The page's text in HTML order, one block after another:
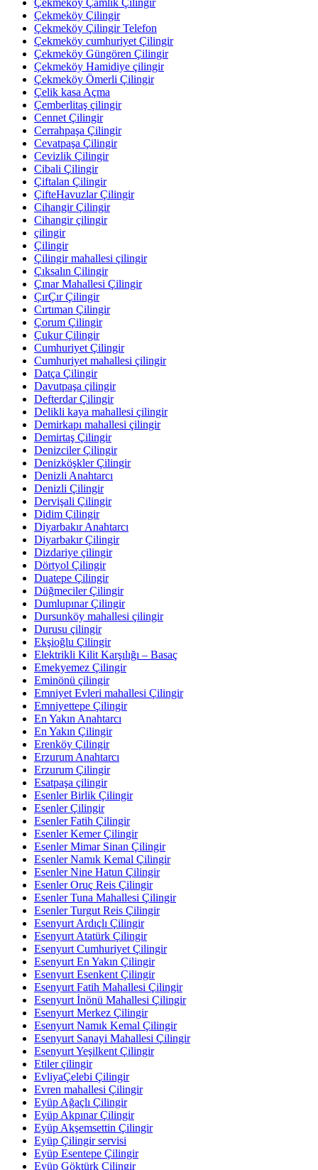
Çekmeköy Çamlık Çilingir
Çekmeköy Çilingir
Çekmeköy Çilingir Telefon
Çekmeköy cumhuriyet Çilingir
Çekmeköy Güngören Çilingir
Çekmeköy Hamidiye çilingir
Çekmeköy Ömerli Çilingir
Çelik kasa Açma
Çemberlitaş çilingir
Cennet Çilingir
Cerrahpaşa Çilingir
Cevatpaşa Çilingir
Cevizlik Çilingir
Cibali Çilingir
Çiftalan Çilingir
ÇifteHavuzlar Çilingir
Cihangir Çilingir
Cihangir çilingir
çilingir
Çilingir
Çilingir mahallesi çilingir
Çıksalın Çilingir
Çınar Mahallesi Çilingir
ÇırÇır Çilingir
Cırtıman Çilingir
Çorum Çilingir
Çukur Çilingir
Cumhuriyet Çilingir
Cumhuriyet mahallesi çilingir
Datça Çilingir
Davutpaşa çilingir
Defterdar Çilingir
Delikli kaya mahallesi çilingir
Demirkapı mahallesi çilingir
Demirtaş Çilingir
Denizciler Çilingir
Denizköşkler Çilingir
Denizli Anahtarcı
Denizli Çilingir
Dervişali Çilingir
Didim Çilingir
Diyarbakır Anahtarcı
Diyarbakır Çilingir
Dizdariye çilingir
Dörtyol Çilingir
Duatepe Çilingir
Düğmeciler Çilingir
Dumlupınar Çilingir
Dursunköy mahallesi çilingir
Durusu çilingir
Ekşioğlu Çilingir
Elektrikli Kilit Karşılığı – Basaç
Emekyemez Çilingir
Eminönü çilingir
Emniyet Evleri mahallesi Çilingir
Emniyettepe Çilingir
En Yakın Anahtarcı
En Yakın Çilingir
Erenköy Çilingir
Erzurum Anahtarcı
Erzurum Çilingir
Esatpaşa çilingir
Esenler Birlik Çilingir
Esenler Çilingir
Esenler Fatih Çilingir
Esenler Kemer Çilingir
Esenler Mimar Sinan Çilingir
Esenler Namık Kemal Çilingir
Esenler Nine Hatun Çilingir
Esenler Oruç Reis Çilingir
Esenler Tuna Mahallesi Çilingir
Esenler Turgut Reis Çilingir
Esenyurt Ardıçlı Çilingir
Esenyurt Atatürk Çilingir
Esenyurt Cumhuriyet Çilingir
Esenyurt En Yakın Çilingir
Esenyurt Esenkent Çilingir
Esenyurt Fatih Mahallesi Çilingir
Esenyurt İnönü Mahallesi Çilingir
Esenyurt Merkez Çilingir
Esenyurt Namık Kemal Çilingir
Esenyurt Sanayi Mahallesi Çilingir
Esenyurt Yeşilkent Çilingir
Etiler çilingir
EvliyaÇelebi Çilingir
Evren mahallesi Çilingir
Eyüp Ağaçlı Çilingir
Eyüp Akpınar Çilingir
Eyüp Akşemsettin Çilingir
Eyüp Çilingir servisi
Eyüp Esentepe Çilingir
Eyüp Göktürk Çilingir